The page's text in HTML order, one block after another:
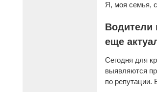
Я, моя семья,
Водители
еще
Сегодня для
выявляются
по репутации.